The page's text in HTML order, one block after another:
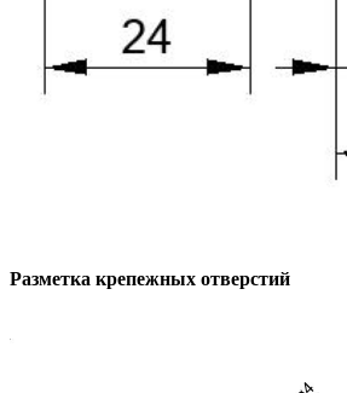
Разметка крепежных отверстий